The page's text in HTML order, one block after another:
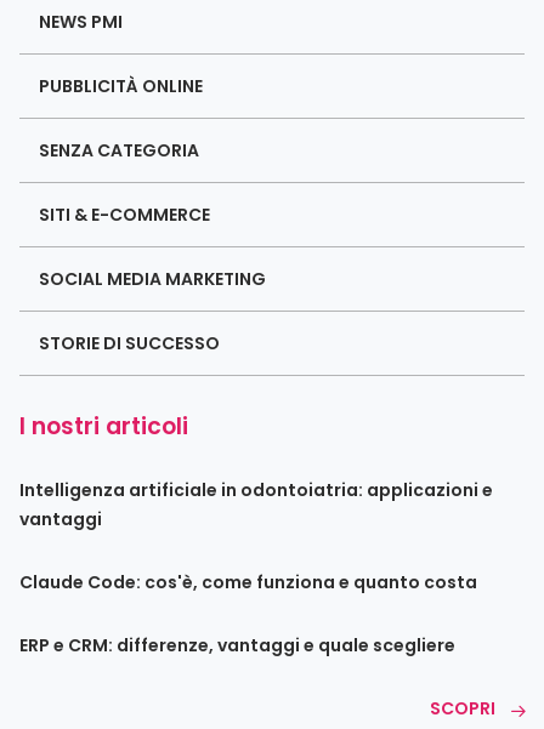
NEWS PMI
PUBBLICITÀ ONLINE
SENZA CATEGORIA
SITI & E-COMMERCE
SOCIAL MEDIA MARKETING
STORIE DI SUCCESSO
I nostri articoli
Intelligenza artificiale in odontoiatria: applicazioni e
vantaggi
Claude Code: cos'è, come funziona e quanto costa
ERP e CRM: differenze, vantaggi e quale scegliere
SCOPRI